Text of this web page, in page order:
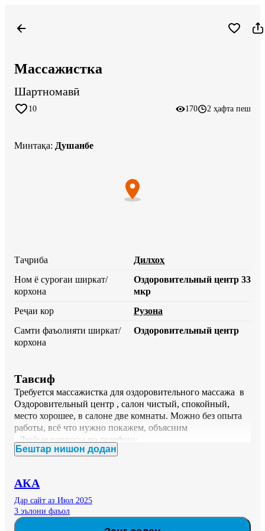
Массажистка
Шартномавӣ
10 170 2 ҳафта пеш
Минтақа: Душанбе
Таҷриба
Дилхоҳ
Ном ё суроғаи ширкат/
корхона
Оздоровительный центр 33
мкр
Реҷаи кор
Рузона
Самти фаъолияти ширкат/
корхона
Оздоровительный центр
Тавсиф
Требуется массажистка для оздоровительного массажа  в
Оздоровительный центр , салон чистый, спокойный,
место хорошее, в салоне две комнаты. Можно без опыта
работы, всё что нужно покажем, объясним
адрес- 33 мкр
Бештар нишон додан
АКА
Дар сайт аз Июл 2025
3 эълони фаъол